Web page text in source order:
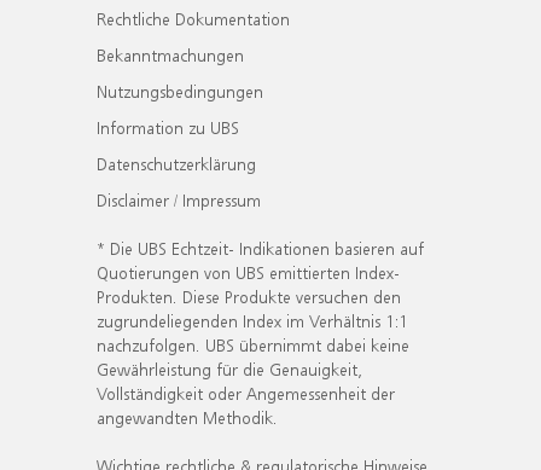
Rechtliche Dokumentation
Bekanntmachungen
Nutzungsbedingungen
Information zu UBS
Datenschutzerklärung
Disclaimer / Impressum
* Die UBS Echtzeit- Indikationen basieren auf
Quotierungen von UBS emittierten Index-
Produkten. Diese Produkte versuchen den
zugrundeliegenden Index im Verhältnis 1:1
nachzufolgen. UBS übernimmt dabei keine
Gewährleistung für die Genauigkeit,
Vollständigkeit oder Angemessenheit der
angewandten Methodik.